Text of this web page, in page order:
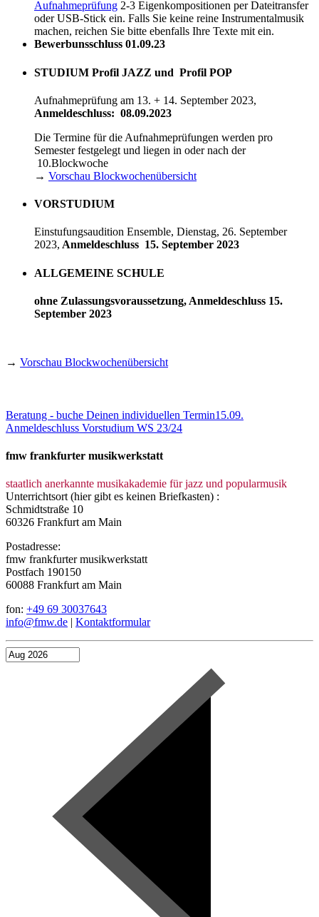
Aufnahmeprüfung 2-3 Eigenkompositionen per Dateitransfer
oder USB-Stick ein. Falls Sie keine reine Instrumentalmusik
machen, reichen Sie bitte ebenfalls Ihre Texte mit ein.
Bewerbunsschluss 01.09.23
STUDIUM Profil JAZZ und Profil POP
Aufnahmeprüfung am 13. + 14. September 2023,
Anmeldeschluss: 08.09.2023
Die Termine für die Aufnahmeprüfungen werden pro
Semester festgelegt und liegen in oder nach der
10.Blockwoche
→ Vorschau Blockwochenübersicht
VORSTUDIUM
Einstufungsaudition Ensemble, Dienstag, 26. September
2023, Anmeldeschluss 15. September 2023
ALLGEMEINE SCHULE
ohne Zulassungsvoraussetzung, Anmeldeschluss 15.
September 2023
→ Vorschau Blockwochenübersicht
Beratung - buche Deinen individuellen Termin15.09.
Anmeldeschluss Vorstudium WS 23/24
fmw frankfurter musikwerkstatt
staatlich anerkannte musikakademie für jazz und popularmusik
Unterrichtsort (hier gibt es keinen Briefkasten) :
Schmidtstraße 10
60326 Frankfurt am Main
Postadresse:
fmw frankfurter musikwerkstatt
Postfach 190150
60088 Frankfurt am Main
fon: +49 69 30037643
info@fmw.de | Kontaktformular